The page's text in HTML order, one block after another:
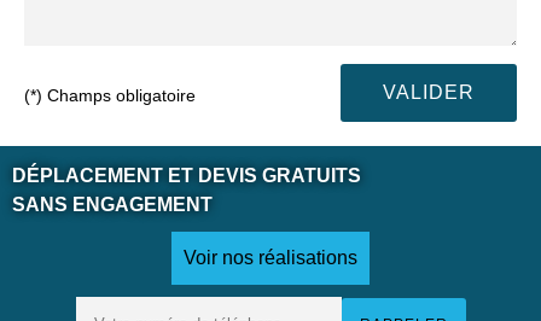
(*) Champs obligatoire
DÉPLACEMENT ET DEVIS GRATUITS
SANS ENGAGEMENT
Voir nos réalisations